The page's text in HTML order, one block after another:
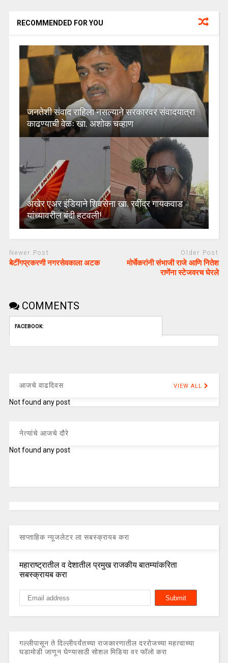
RECOMMENDED FOR YOU
जनतेशी संवाद राहिला नसल्याने सरकारवर संवादयात्रा
काढण्याची वेळः खा. अशोक चव्हाण
अखेर एअर इंडियाने शिवसेना खा. रवींद्र गायकवाड
यांच्यावरील बंदी हटवली!
Newer Post
बेटींगप्रकरणी नगरसेवकाला अटक
Older Post
मोर्चेकरांनी संभाजी राजे आणि नितेश
राणेंना स्टेजवरच घेरले
COMMENTS
FACEBOOK:
आजचे वाढदिवस VIEW ALL
Not found any post
नेत्यांचे आजचे दौरे
Not found any post
साप्ताहिक न्यूजलेटर ला सबस्क्रायब करा
महाराष्ट्रातील व देशातील प्रमुख राजकीय बातम्यांकरिता
सबस्क्रायब करा
गल्लीपासून ते दिल्लीपर्यंतच्या राजकारणातील दररोजच्या महत्वाच्या
घडामोडी जाणून घेण्यासाठी सोशल मिडिया वर फॉलो करा